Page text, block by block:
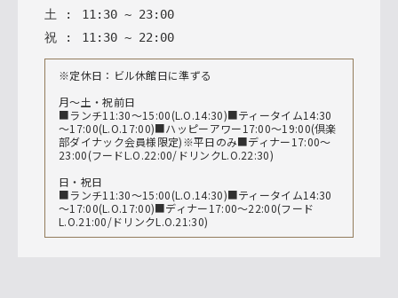
土 : 11 : 30 ~ 23: 00
祝 : 11 : 30 ~ 22 : 00
※定休日：ビル休館日に準ずる
月～土・祝前日
■ランチ11:30～15:00(L.O.14:30)■ティータイム14:30
～17:00(L.O.17:00)■ハッピーアワー17:00～19:00(倶楽
部ダイナック会員様限定)※平日のみ■ディナー17:00～
23:00(フードL.O.22:00/ドリンクL.O.22:30)
日・祝日
■ランチ11:30～15:00(L.O.14:30)■ティータイム14:30
～17:00(L.O.17:00)■ディナー17:00～22:00(フード
L.O.21:00/ドリンクL.O.21:30)